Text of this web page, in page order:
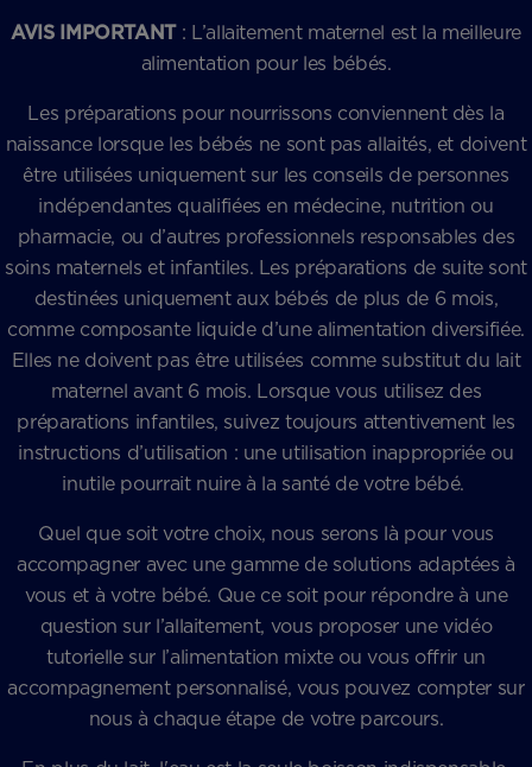
AVIS IMPORTANT : L’allaitement maternel est la meilleure
alimentation pour les bébés.
Les préparations pour nourrissons conviennent dès la
naissance lorsque les bébés ne sont pas allaités, et doivent
être utilisées uniquement sur les conseils de personnes
indépendantes qualifiées en médecine, nutrition ou
pharmacie, ou d’autres professionnels responsables des
soins maternels et infantiles. Les préparations de suite sont
destinées uniquement aux bébés de plus de 6 mois,
comme composante liquide d’une alimentation diversifiée.
Elles ne doivent pas être utilisées comme substitut du lait
maternel avant 6 mois. Lorsque vous utilisez des
préparations infantiles, suivez toujours attentivement les
instructions d’utilisation : une utilisation inappropriée ou
inutile pourrait nuire à la santé de votre bébé.
Quel que soit votre choix, nous serons là pour vous
accompagner avec une gamme de solutions adaptées à
vous et à votre bébé. Que ce soit pour répondre à une
question sur l’allaitement, vous proposer une vidéo
tutorielle sur l’alimentation mixte ou vous offrir un
accompagnement personnalisé, vous pouvez compter sur
nous à chaque étape de votre parcours.